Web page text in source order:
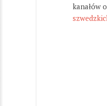
kanałów